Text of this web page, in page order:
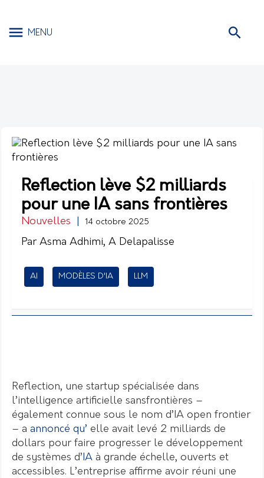
MENU
Reflection lève $2 milliards
pour une IA sans frontières
Nouvelles 14 octobre 2025
Par Asma Adhimi, A Delapalisse
AI MODÈLES D'IA LLM
Reflection, une startup spécialisée dans
l’intelligence artificielle sansfrontières –
également connue sous le nom d’IA open frontier
– a annoncé qu’ elle avait levé 2 milliards de
dollars pour faire progresser le développement
de systèmes d’ IA à grande échelle, ouverts et
accessibles. L’entreprise affirme avoir réuni une